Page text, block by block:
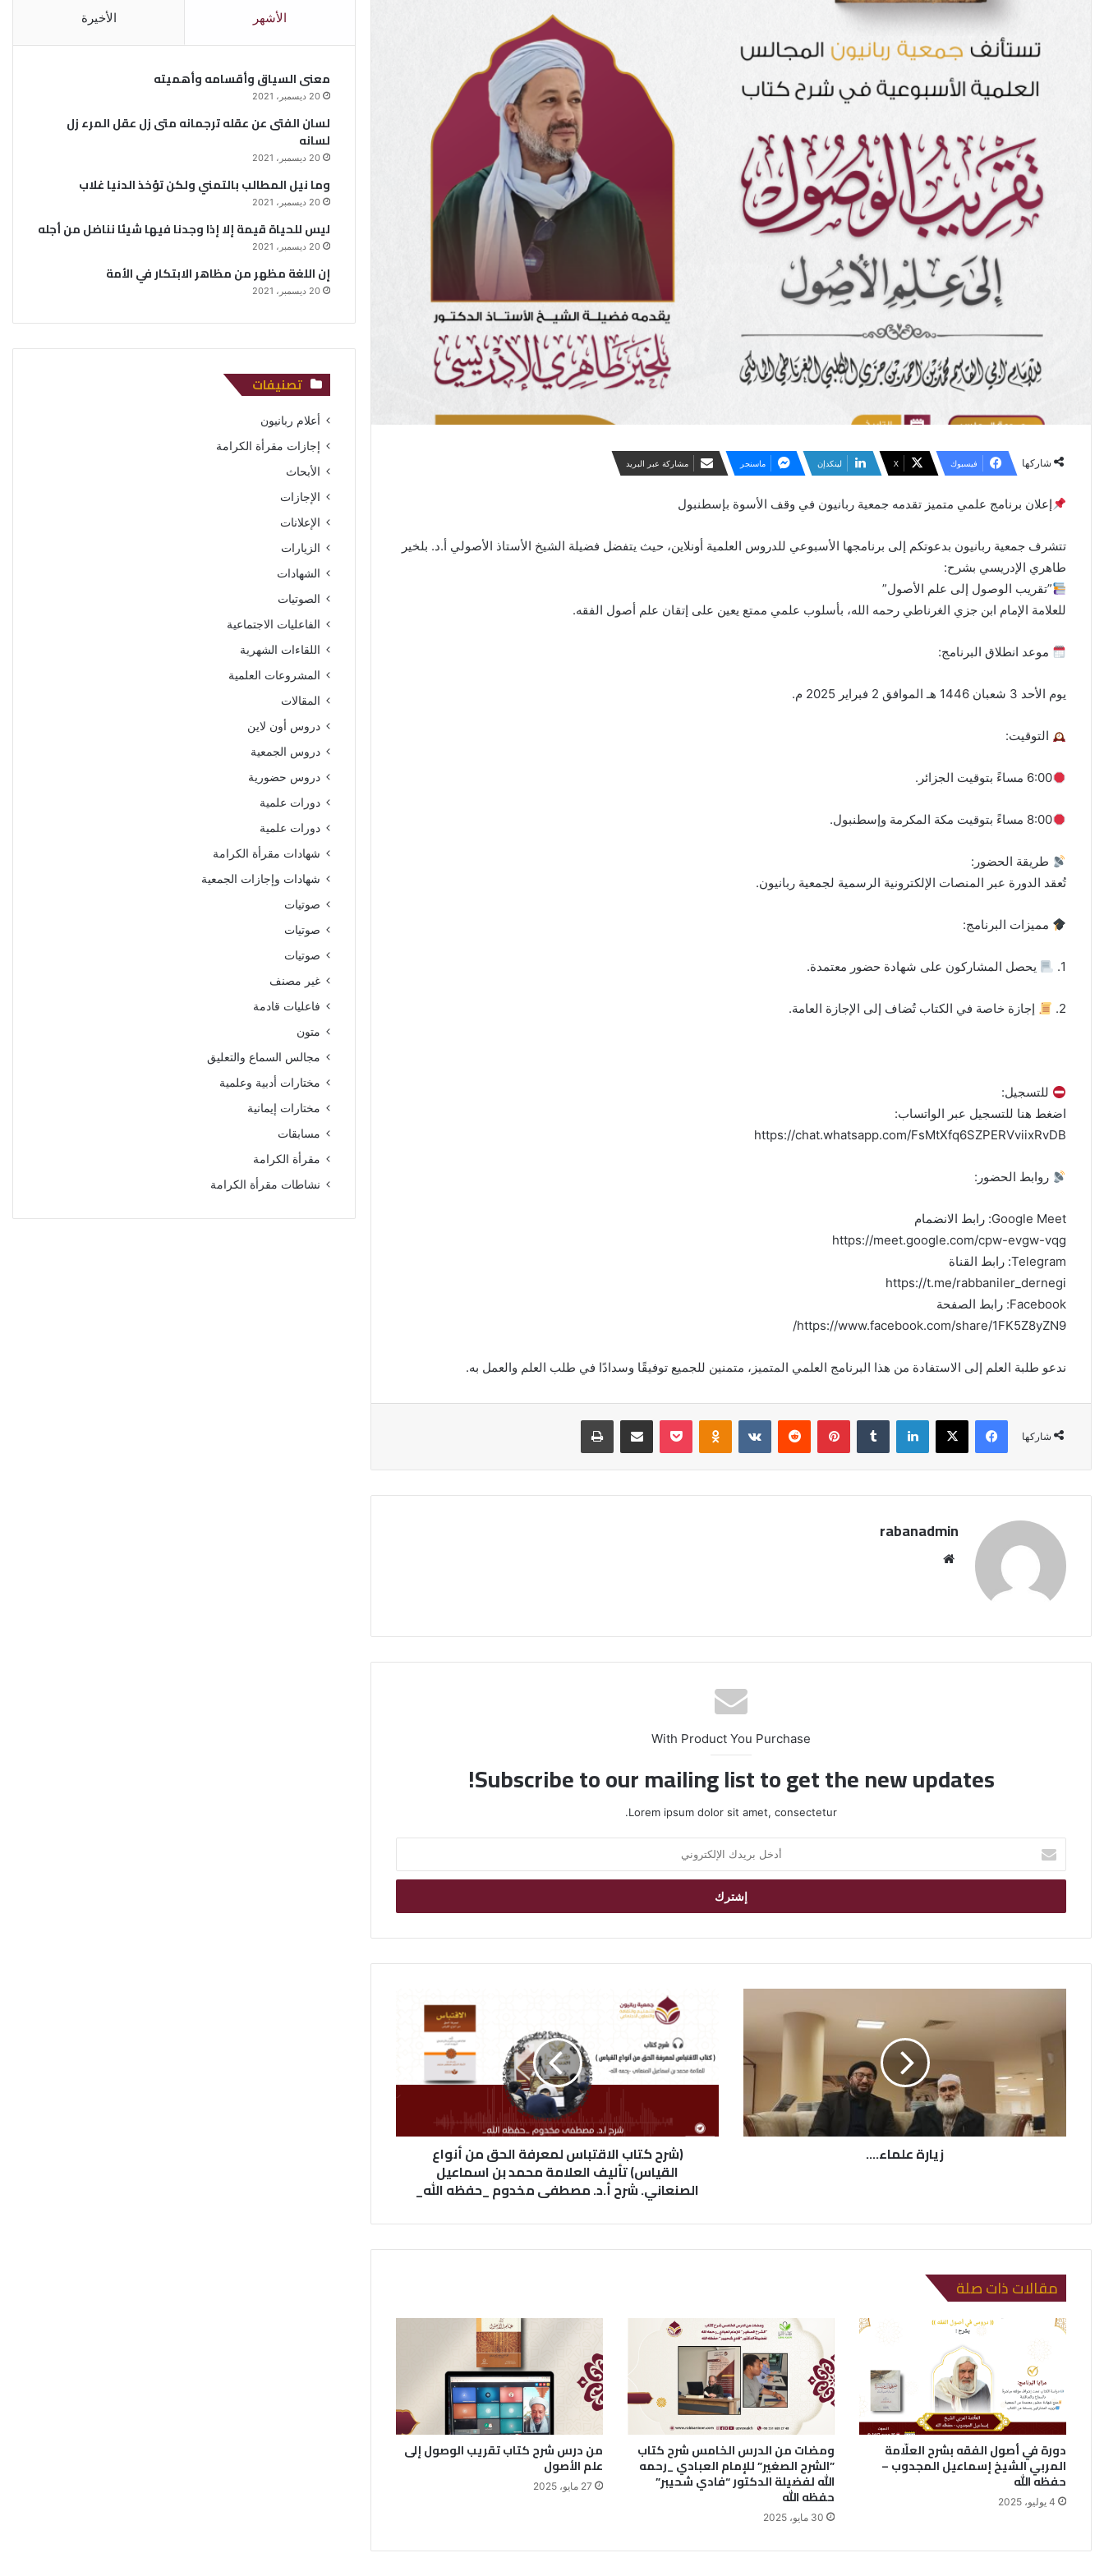
شاركها فيسبوك X لينكدإن ماسنجر مشاركة عبر البريد
إعلان برنامج علمي متميز تقدمه جمعية ربانيون في وقف الأسوة بإسطنبول
تتشرف جمعية ربانيون بدعوتكم إلى برنامجها الأسبوعي للدروس العلمية أونلاين، حيث يتفضل فضيلة الشيخ الأستاذ الأصولي أ.د. بلخير
طاهري الإدريسي بشرح:
”تقريب الوصول إلى علم الأصول”
للعلامة الإمام ابن جزي الغرناطي رحمه الله، بأسلوب علمي ممتع يعين على إتقان علم أصول الفقه.
موعد انطلاق البرنامج:
يوم الأحد 3 شعبان 1446 هـ الموافق 2 فبراير 2025 م.
التوقيت:
6:00 مساءً بتوقيت الجزائر.
8:00 مساءً بتوقيت مكة المكرمة وإسطنبول.
طريقة الحضور:
تُعقد الدورة عبر المنصات الإلكترونية الرسمية لجمعية ربانيون.
مميزات البرنامج:
1. يحصل المشاركون على شهادة حضور معتمدة.
2. إجازة خاصة في الكتاب تُضاف إلى الإجازة العامة.
للتسجيل:
اضغط هنا للتسجيل عبر الواتساب:
https://chat.whatsapp.com/FsMtXfq6SZPERVviixRvDB
روابط الحضور:
Google Meet: رابط الانضمام
https://meet.google.com/cpw-evgw-vqg
Telegram: رابط القناة
https://t.me/rabbaniler_dernegi
Facebook: رابط الصفحة
https://www.facebook.com/share/1FK5Z8yZN9/
ندعو طلبة العلم إلى الاستفادة من هذا البرنامج العلمي المتميز، متمنين للجميع توفيقًا وسدادًا في طلب العلم والعمل به.
شاركها
فيسبوك لينكدإن بينتيريست بوكيت
rabanadmin
With Product You Purchase
Subscribe to our mailing list to get the new updates!
Lorem ipsum dolor sit amet, consectetur.
خ
ب
د
ن
زيارة علماء.... (شرح كتاب الاقتباس لمعرفة الحق من أنواع
القياس) تأليف العلامة محمد بن اسماعيل
الصنعاني. شرح أ.د. مصطفى مخدوم _حفظه الله_
مقالات ذات صلة
دورة في أصول الفقه بشرح العلّامة
المربي الشيخ إسماعيل المجدوب –
حفظه الله
4 يوليو، 2025
ومضات من الدرس الخامس شرح كتاب
”الشرح الصغير” للإمام العبادي _رحمه
الله لفضيلة الدكتور “فادي شحيبر”
حفظه الله
30 مايو، 2025
من درس شرح كتاب تقريب الوصول إلى
علم الأصول
27 مايو، 2025
الأشهر الأخيرة
معنى السياق وأقسامه وأهميته
20 ديسمبر، 2021
لسان الفتى عن عقله ترجمانه متى زل عقل المرء زل
لسانه
20 ديسمبر، 2021
وما نيل المطالب بالتمني ولكن تؤخذ الدنيا غلاب
20 ديسمبر، 2021
ليس للحياة قيمة إلا إذا وجدنا فيها شيئا نناضل من أجله
20 ديسمبر، 2021
إن اللغة مظهر من مظاهر الابتكار في الأمة
20 ديسمبر، 2021
تصنيفات
أعلام ربانيون
إجازات مقرأة الكرامة
الأبحاث
الإجازات
الإعلانات
الزيارات
الشهادات
الصوتيات
الفاعليات الاجتماعية
اللقاءات الشهرية
المشروعات العلمية
المقالات
دروس أون لاين
دروس الجمعية
دروس حضورية
دورات علمية
دورات علمية
شهادات مقرأة الكرامة
شهادات وإجازات الجمعية
صوتيات
صوتيات
صوتيات
غير مصنف
فاعليات قادمة
متون
مجالس السماع والتعليق
مختارات أدبية وعلمية
مختارات إيمانية
مسابقات
مقرأة الكرامة
نشاطات مقرأة الكرامة